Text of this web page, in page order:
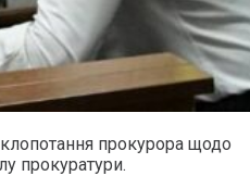
прокурора щодо
прокуратури.